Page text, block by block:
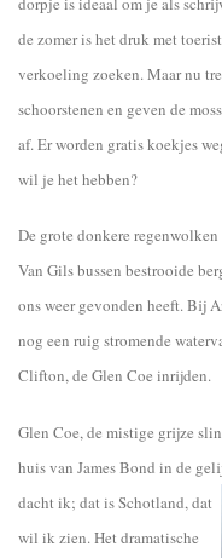
de zomer is het druk met
verkoeling zoeken. Maar nu
schoorstenen en geven de
af. Er worden gratis koekjes
wil je het hebben?
De grote donkere
Van Gils bussen bestrooide
ons weer gevonden heeft. Bij
nog een ruig stromende
Clifton, de Glen Coe inrijden.
Glen Coe, de mistige grijze
huis van James Bond in de
dacht ik; dat is Schotland, dat
wil ik zien. Het dramatische